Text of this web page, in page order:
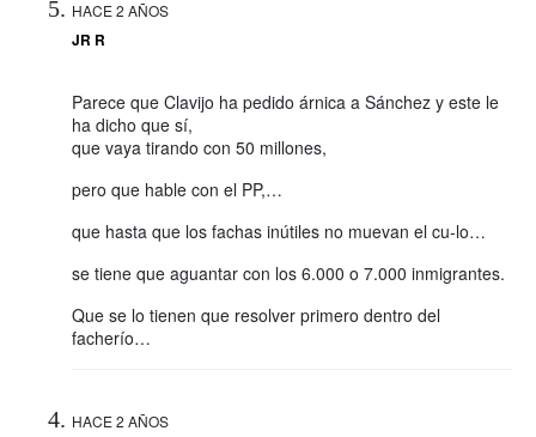
HACE 2 AÑOS
JR R
Parece que Clavijo ha pedido árnica a Sánchez y este le
ha dicho que sí,
que vaya tirando con 50 millones,
pero que hable con el PP,…
que hasta que los fachas inútiles no muevan el cu-lo…
se tiene que aguantar con los 6.000 o 7.000 inmigrantes.
Que se lo tienen que resolver primero dentro del
facherío…
HACE 2 AÑOS